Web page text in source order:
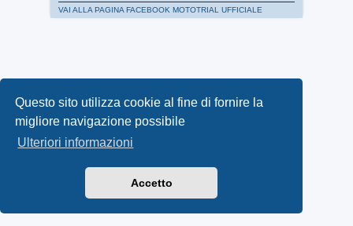
Questo sito utilizza cookie al fine di fornire la
migliore navigazione possibile
Ulteriori informazioni
Accetto
VAI ALLA PAGINA FACEBOOK MOTOTRIAL UFFICIALE